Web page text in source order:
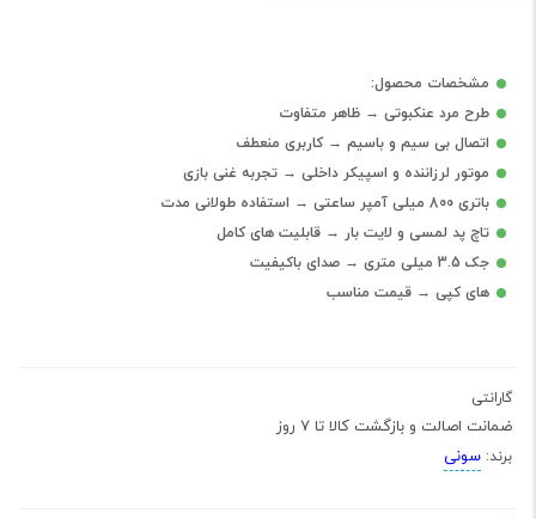
مشخصات محصول:
طرح مرد عنکبوتی → ظاهر متفاوت
اتصال بی سیم و باسیم → کاربری منعطف
موتور لرزاننده و اسپیکر داخلی → تجربه غنی بازی
باتری 800 میلی آمپر ساعتی → استفاده طولانی مدت
تاچ پد لمسی و لایت بار → قابلیت های کامل
جک 3.5 میلی متری → صدای باکیفیت
های کپی → قیمت مناسب
گارانتی
ضمانت اصالت و بازگشت کالا تا 7 روز
برند: سونی